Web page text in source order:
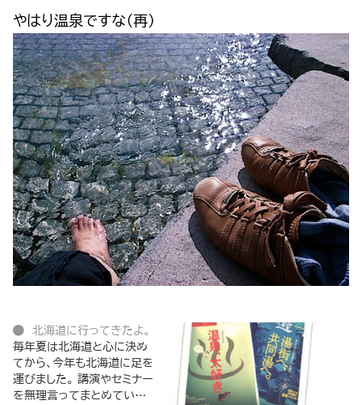
やはり温泉ですな（再）
北海道に行ってきたよ。
毎年夏は北海道と心に決め
てから、今年も北海道に足を
運びました。 講演やセミナー
を無理言ってまとめてい…